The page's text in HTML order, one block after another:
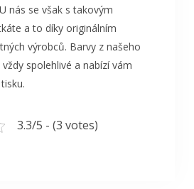
nás se však s takovým
a to díky originálním
výrobců. Barvy z našeho
spolehlivé a nabízí vám
3.3/5 - (3 votes)